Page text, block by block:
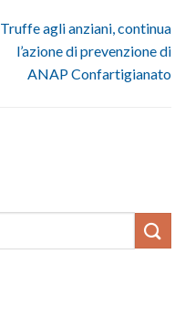
Truffe agli anziani, continua
l’azione di prevenzione di
ANAP Confartigianato